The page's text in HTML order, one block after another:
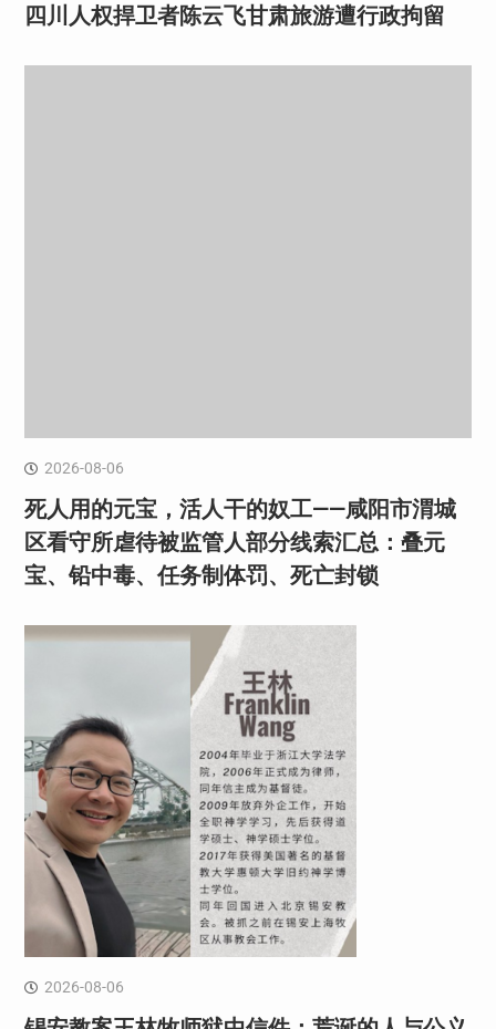
四川人权捍卫者陈云飞甘肃旅游遭行政拘留
2026-08-06
死人用的元宝，活人干的奴工——咸阳市渭城
区看守所虐待被监管人部分线索汇总：叠元
宝、铅中毒、任务制体罚、死亡封锁
2026-08-06